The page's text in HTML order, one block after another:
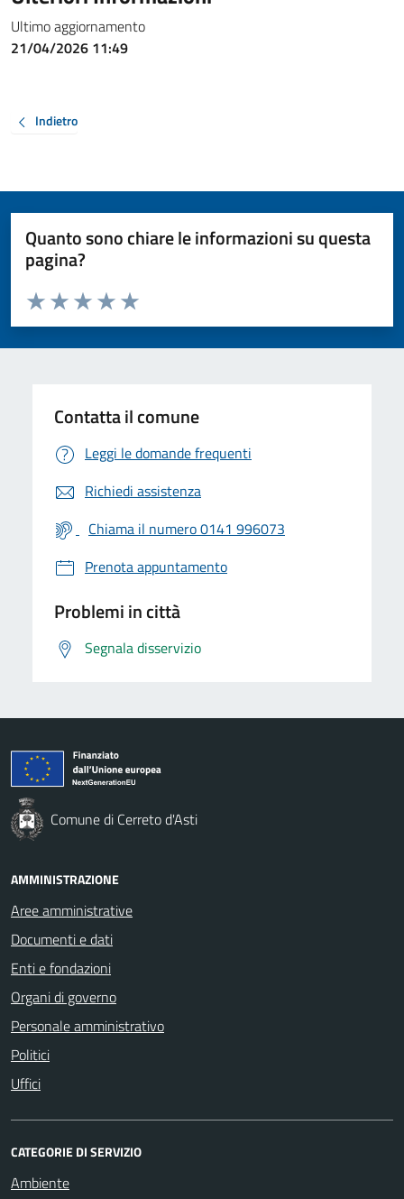
Ultimo aggiornamento
21/04/2026 11:49
Indietro
Quanto sono chiare le informazioni su questa
pagina?
Valuta da 1 a 5 stelle la pagina
Valuta 5 stelle su 5
Valuta 4 stelle su 5
Valuta 3 stelle su 5
Valuta 2 stelle su 5
Valuta 1 stelle su 5
Contatta il comune
Leggi le domande frequenti
Richiedi assistenza
Chiama il numero 0141 996073
Prenota appuntamento
Problemi in città
Segnala disservizio
Comune di Cerreto d'Asti
AMMINISTRAZIONE
Aree amministrative
Documenti e dati
Enti e fondazioni
Organi di governo
Personale amministrativo
Politici
Uffici
CATEGORIE DI SERVIZIO
Ambiente